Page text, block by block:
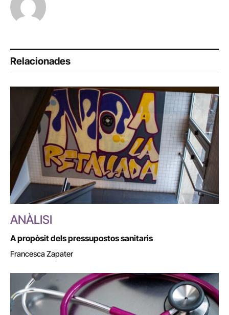
Relacionades
ANÀLISI
A propòsit dels pressupostos sanitaris
Francesca Zapater